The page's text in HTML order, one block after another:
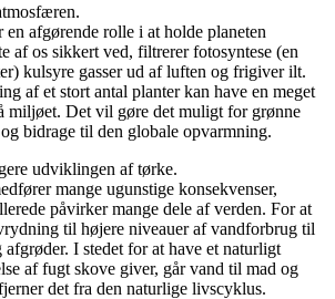
afgørende rolle i at holde planeten
af os sikkert ved, filtrerer fotosyntese (en
kulsyre gasser ud af luften og frigiver ilt.
af et stort antal planter kan have en meget
miljøet. Det vil gøre det muligt for grønne
bidrage til den globale opvarmning.
udviklingen af tørke.
mange ugunstige konsekvenser,
påvirker mange dele af verden. For at
til højere niveauer af vandforbrug til
I stedet for at have et naturligt
af fugt skove giver, går vand til mad og
det fra den naturlige livscyklus.